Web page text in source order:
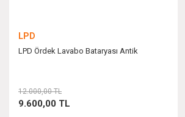
LPD
LPD Ördek Lavabo Bataryası Antik
9.600,00 TL
12.000,00 TL